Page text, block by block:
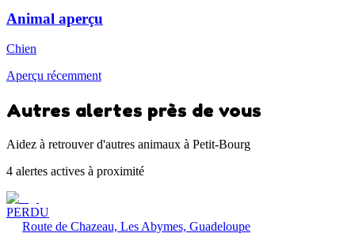
Animal aperçu
Chien
Aperçu récemment
Autres alertes près de vous
Aidez à retrouver d'autres animaux à Petit-Bourg
4 alertes actives à proximité
PERDU
Route de Chazeau, Les Abymes, Guadeloupe